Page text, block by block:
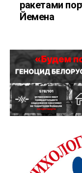
ракетами
Йемена